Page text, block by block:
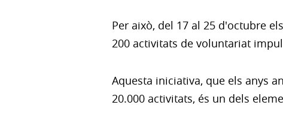
Per això, del 17 al 25 d'octubre
200 activitats de voluntariat
Aquesta iniciativa, que els anys
20.000 activitats, és un dels